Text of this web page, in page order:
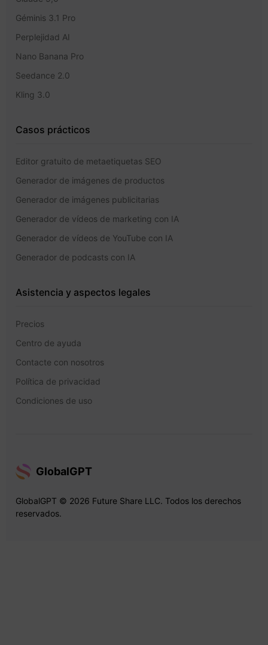
Géminis 3.1 Pro
Perplejidad AI
Nano Banana Pro
Seedance 2.0
Kling 3.0
Casos prácticos
Editor gratuito de metaetiquetas SEO
Generador de imágenes de productos
Generador de imágenes publicitarias
Generador de vídeos de marketing con IA
Generador de vídeos de YouTube con IA
Generador de podcasts con IA
Asistencia y aspectos legales
Precios
Centro de ayuda
Contacte con nosotros
Política de privacidad
Condiciones de uso
GlobalGPT
GlobalGPT © 2026 Future Share LLC. Todos los derechos
reservados.